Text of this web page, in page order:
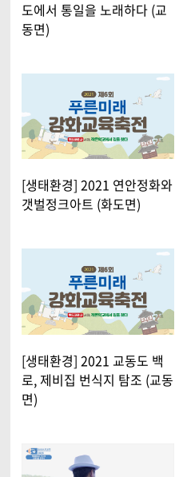
도에서 통일을 노래하다 (교
동면)
[생태환경] 2021 연안정화와
갯벌정크아트 (화도면)
[생태환경] 2021 교동도 백
로, 제비집 번식지 탐조 (교동
면)